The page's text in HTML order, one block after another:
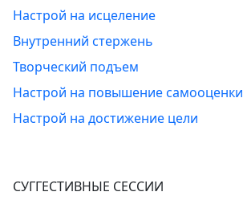
Настрой на исцеление
Внутренний стержень
Творческий подъем
Настрой на повышение самооценки
Настрой на достижение цели
СУГГЕСТИВНЫЕ СЕССИИ